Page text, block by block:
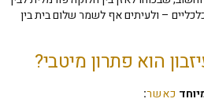
– ולעיתים אף לשמר שלום בית בין
הוא פתרון מיטבי?
כאשר: